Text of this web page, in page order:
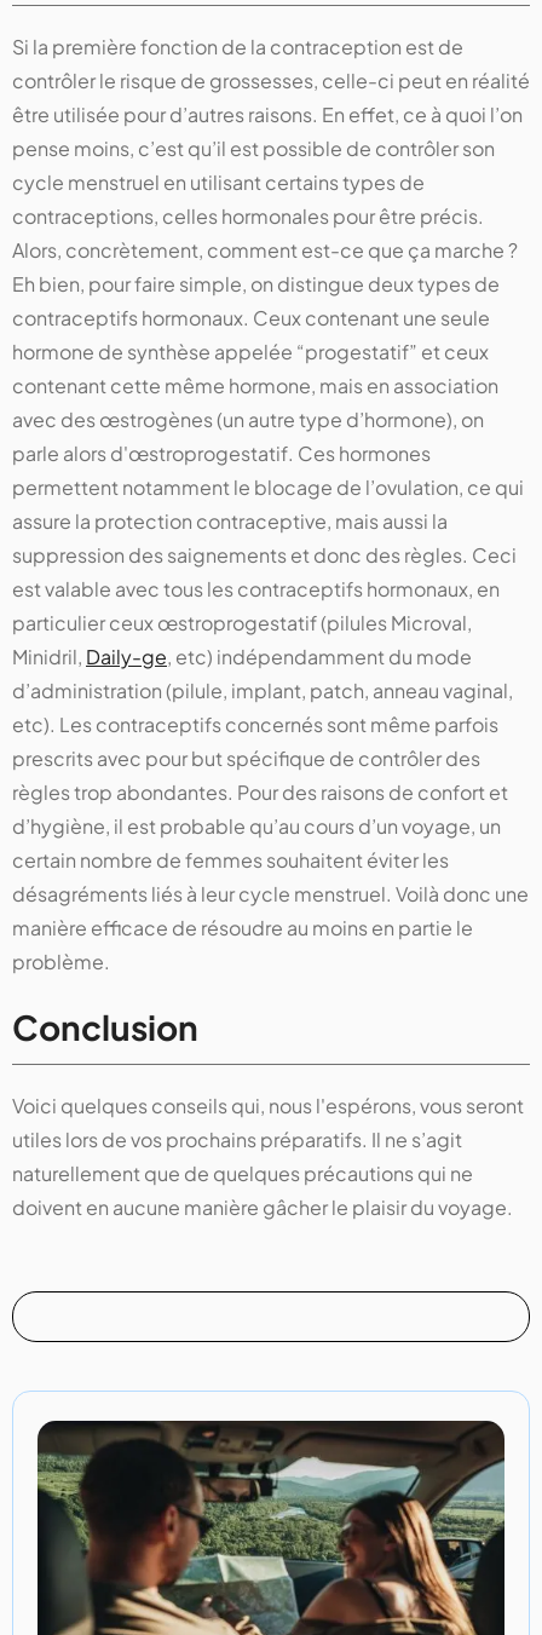
Si la première fonction de la contraception est de
contrôler le risque de grossesses, celle-ci peut en réalité
être utilisée pour d’autres raisons. En effet, ce à quoi l’on
pense moins, c’est qu’il est possible de contrôler son
cycle menstruel en utilisant certains types de
contraceptions, celles hormonales pour être précis.
Alors, concrètement, comment est-ce que ça marche ?
Eh bien, pour faire simple, on distingue deux types de
contraceptifs hormonaux. Ceux contenant une seule
hormone de synthèse appelée “progestatif” et ceux
contenant cette même hormone, mais en association
avec des œstrogènes (un autre type d’hormone), on
parle alors d'œstroprogestatif. Ces hormones
permettent notamment le blocage de l’ovulation, ce qui
assure la protection contraceptive, mais aussi la
suppression des saignements et donc des règles. Ceci
est valable avec tous les contraceptifs hormonaux, en
particulier ceux œstroprogestatif (pilules Microval,
Minidril, Daily-ge, etc) indépendamment du mode
d’administration (pilule, implant, patch, anneau vaginal,
etc). Les contraceptifs concernés sont même parfois
prescrits avec pour but spécifique de contrôler des
règles trop abondantes. Pour des raisons de confort et
d’hygiène, il est probable qu’au cours d’un voyage, un
certain nombre de femmes souhaitent éviter les
désagréments liés à leur cycle menstruel. Voilà donc une
manière efficace de résoudre au moins en partie le
problème.
Conclusion
Voici quelques conseils qui, nous l'espérons, vous seront
utiles lors de vos prochains préparatifs. Il ne s’agit
naturellement que de quelques précautions qui ne
doivent en aucune manière gâcher le plaisir du voyage.